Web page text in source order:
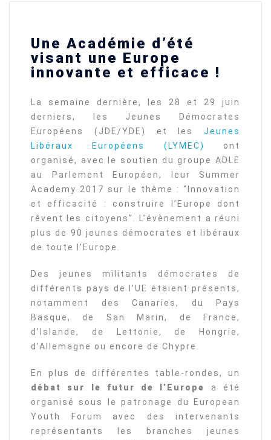
Une Académie d’été
visant une Europe
innovante et efficace !
La semaine dernière, les 28 et 29 juin
derniers, les Jeunes Démocrates
Européens (JDE/YDE) et les Jeunes
Libéraux Européens (LYMEC)
ont
organisé, avec le soutien du groupe ADLE
au Parlement Européen, leur Summer
Academy 2017 sur le thème : “Innovation
et efficacité : construire l’Europe dont
rêvent les citoyens”. L’évènement a réuni
plus de 90 jeunes démocrates et libéraux
de toute l’Europe.
Des jeunes militants démocrates de
différents pays de l’UE étaient présents,
notamment des Canaries, du Pays
Basque, de San Marin, de France,
d’Islande, de Lettonie, de Hongrie,
d’Allemagne ou encore de Chypre.
En plus de différentes table-rondes, un
débat sur le futur de l’Europe
a été
organisé sous le patronage du European
Youth Forum avec des intervenants
représentants les branches jeunes